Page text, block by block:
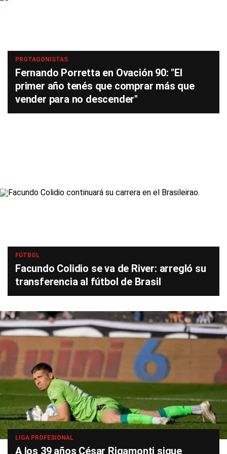
PROTAGONISTAS
Fernando Porretta en Ovación 90: "El
primer año tenés que comprar más que
vender para no descender"
FÚTBOL
Facundo Colidio se va de River: arregló su
transferencia al fútbol de Brasil
LIGA PROFESIONAL
A los 39 años César Rigamonti sigue